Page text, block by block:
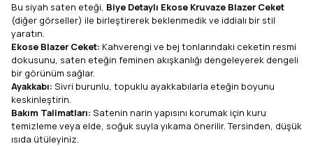
Bu siyah saten eteği, Biye Detaylı Ekose Kruvaze Blazer Ceket
(diğer görseller) ile birleştirerek beklenmedik ve iddialı bir stil
yaratın.
Ekose Blazer Ceket: Kahverengi ve bej tonlarındaki ceketin resmi
dokusunu, saten eteğin feminen akışkanlığı dengeleyerek dengeli
bir görünüm sağlar.
Ayakkabı: Sivri burunlu, topuklu ayakkabılarla eteğin boyunu
keskinleştirin.
Bakım Talimatları: Satenin narin yapısını korumak için kuru
temizleme veya elde, soğuk suyla yıkama önerilir. Tersinden, düşük
ısıda ütüleyiniz.